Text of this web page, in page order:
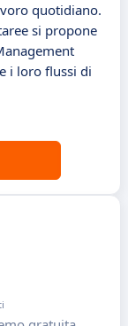
quotidiano.
si propone
i loro flussi di